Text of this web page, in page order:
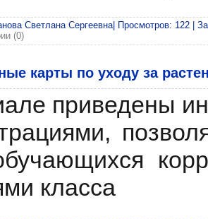
Светлана Сергеевна| Просмотров: 122 |
(0)
карты по уходу за
приведены
класса